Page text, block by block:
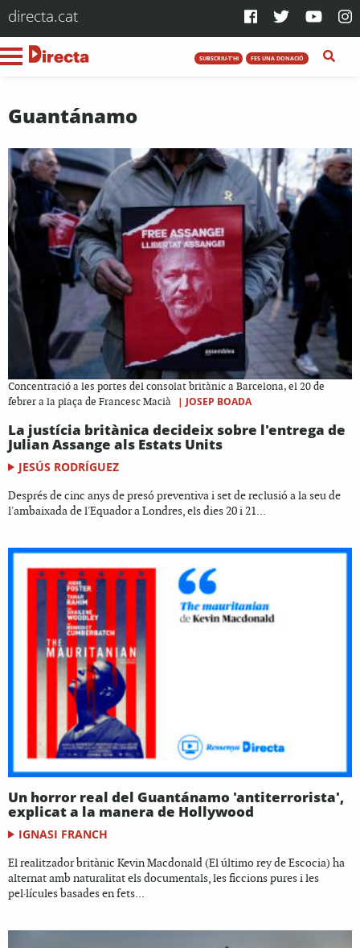
directa.cat
SUBSCRIU-T'HI FES UNA DONACIÓ
Guantánamo
Concentració a les portes del consolat britànic a Barcelona, el 20 de
febrer a la plaça de Francesc Macià
| JOSEP BOADA
La justícia britànica decideix sobre l'entrega de
Julian Assange als Estats Units
JESÚS RODRÍGUEZ
Després de cinc anys de presó preventiva i set de reclusió a la seu de
l'ambaixada de l'Equador a Londres, els dies 20 i 21...
Un horror real del Guantánamo 'antiterrorista',
explicat a la manera de Hollywood
IGNASI FRANCH
El realitzador britànic Kevin Macdonald (El último rey de Escocia) ha
alternat amb naturalitat els documentals, les ficcions pures i les
pel·lícules basades en fets...